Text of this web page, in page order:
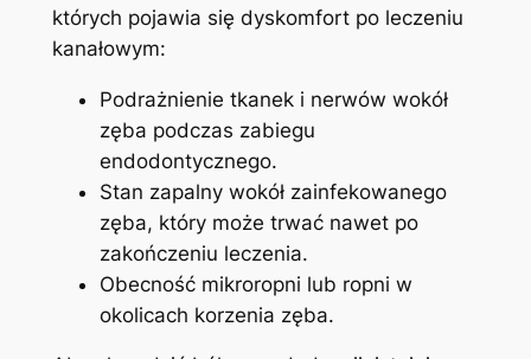
których pojawia się‌ dyskomfort po leczeniu
kanałowym:
Podrażnienie tkanek i nerwów wokół
zęba⁣ podczas zabiegu
endodontycznego.
Stan zapalny wokół zainfekowanego
zęba, który‌ może trwać nawet po
zakończeniu leczenia.
Obecność⁤ mikroropni⁣ lub ropni w
okolicach korzenia⁤ zęba.